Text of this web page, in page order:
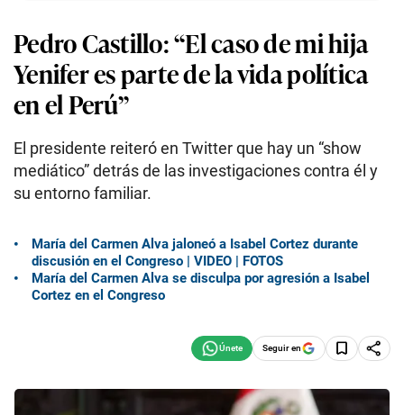
Pedro Castillo: “El caso de mi hija
Yenifer es parte de la vida política
en el Perú”
El presidente reiteró en Twitter que hay un “show
mediático” detrás de las investigaciones contra él y
su entorno familiar.
María del Carmen Alva jaloneó a Isabel Cortez durante
discusión en el Congreso | VIDEO | FOTOS
María del Carmen Alva se disculpa por agresión a Isabel
Cortez en el Congreso
Seguir en